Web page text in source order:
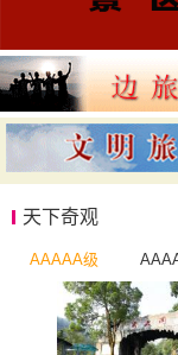
天下奇观
AAAAA级